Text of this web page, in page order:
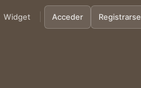
Widget Acceder Registrarse